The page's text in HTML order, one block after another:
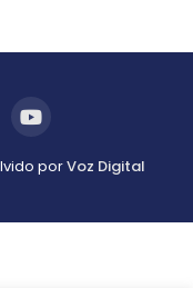
porVoz Digital